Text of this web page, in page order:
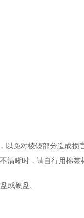
免对棱镜部分造成损害
清晰时，请自行用棉
盘或硬盘。